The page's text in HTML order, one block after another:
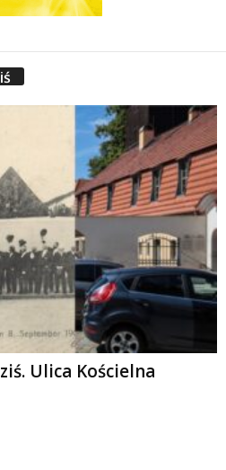
Ulica Kościelna